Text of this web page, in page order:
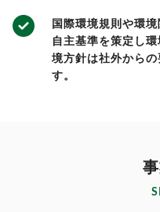
国際環境規則や環
自主基準を策定し
境方針は社外から
す。